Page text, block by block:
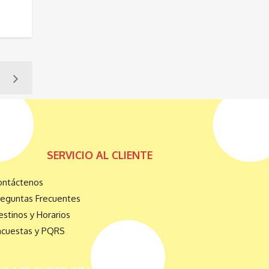
SERVICIO AL CLIENTE
Frecuentes
y Horarios
y PQRS